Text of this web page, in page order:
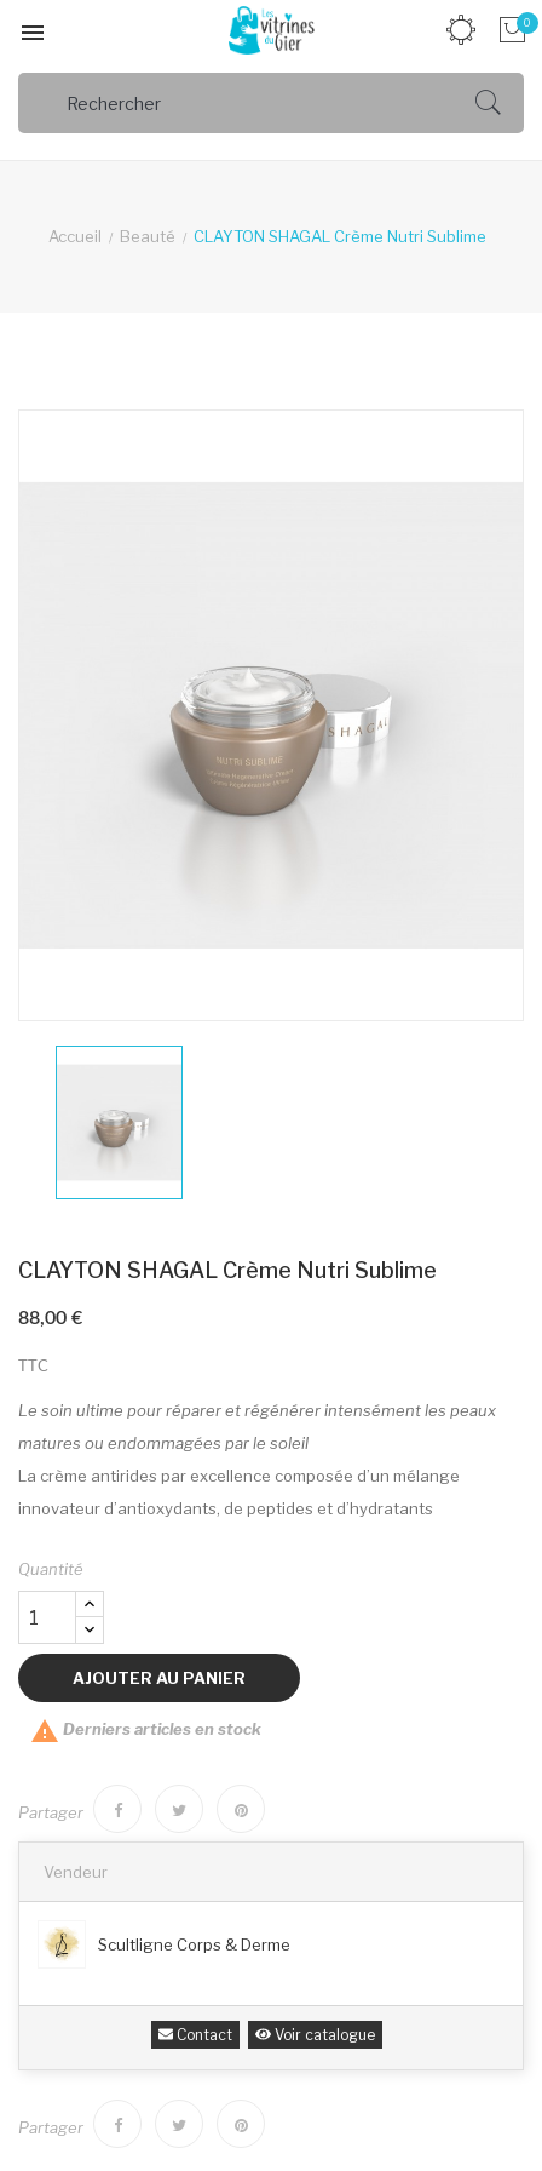
 0
Accueil Beauté CLAYTON SHAGAL Crème Nutri Sublime
CLAYTON SHAGAL Crème Nutri Sublime
88,00 €
TTC
Le soin ultime pour réparer et régénérer intensément les peaux
matures ou endommagées par le soleil
La crème antirides par excellence composée d’un mélange
innovateur d’antioxydants, de peptides et d’hydratants
Quantité
AJOUTER AU PANIER
 Derniers articles en stock
Partager
Vendeur
Scultligne Corps & Derme
Contact Voir catalogue
Partager